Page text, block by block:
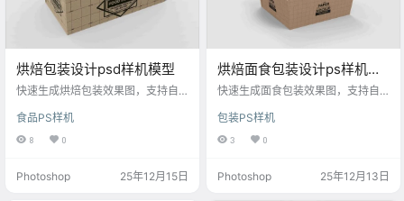
烘焙包装设计psd样机模型
快速生成烘焙包装效果图，支持自
品等设计。
食品PS样机
8 0
Photoshop 25年12月15日
烘焙面食包装设计ps样机模
型
快速生成面食包装效果图，支持自
食等设计。
包装PS样机
3 0
Photoshop 25年12月13日